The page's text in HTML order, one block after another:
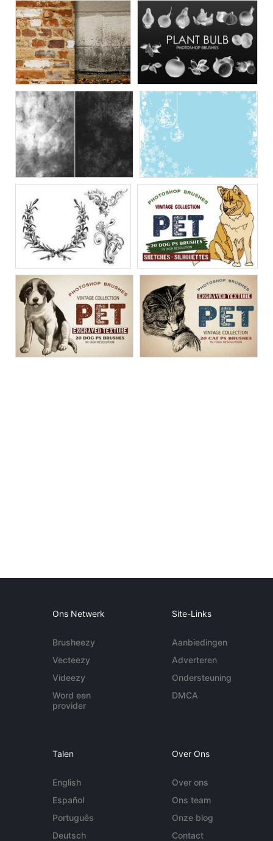
Ons Netwerk
Brusheezy
Vecteezy
Videezy
Word een
provider
Site-Links
Aanbiedingen
Adverteren
Ondersteuning
DMCA
Talen
English
Español
Português
Deutsch
Over Ons
Over ons
Ons team
Onze blog
Contact